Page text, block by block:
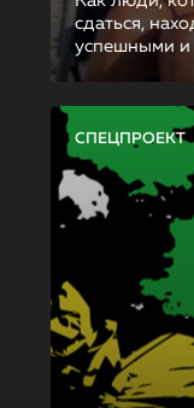
сдаться,
успешными и
СПЕЦПРОЕКТ